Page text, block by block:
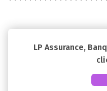
LP Assurance,